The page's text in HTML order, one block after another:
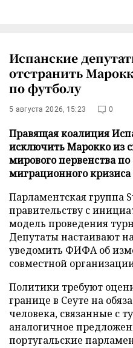
Испанские
отстранить
по футболу
5 августа 2026, 15:23 0
Правящая коалиция
исключить Марокко из
мирового первенства
миграционного
Парламентская группа
правительству с
модель проведения
Депутаты настаивают
уведомить ФИФА об
совместной
Политики требуют
границе в Сеуте на
человека, связанные с
аналогичное
португальские